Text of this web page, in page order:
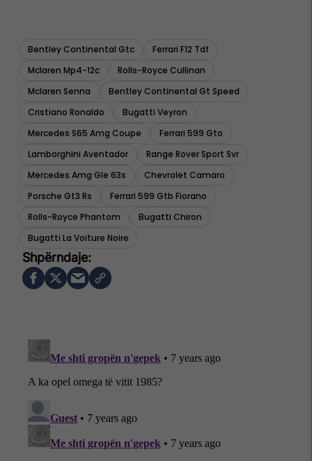
Bentley Continental Gtc
Ferrari F12 Tdf
Mclaren Mp4-12c
Rolls-Royce Cullinan
Mclaren Senna
Bentley Continental Gt Speed
Cristiano Ronaldo
Bugatti Veyron
Mercedes S65 Amg Coupe
Ferrari 599 Gto
Lamborghini Aventador
Range Rover Sport Svr
Mercedes Amg Gle 63s
Chevrolet Camaro
Porsche Gt3 Rs
Ferrari 599 Gtb Fiorano
Rolls-Royce Phantom
Bugatti Chiron
Bugatti La Voiture Noire